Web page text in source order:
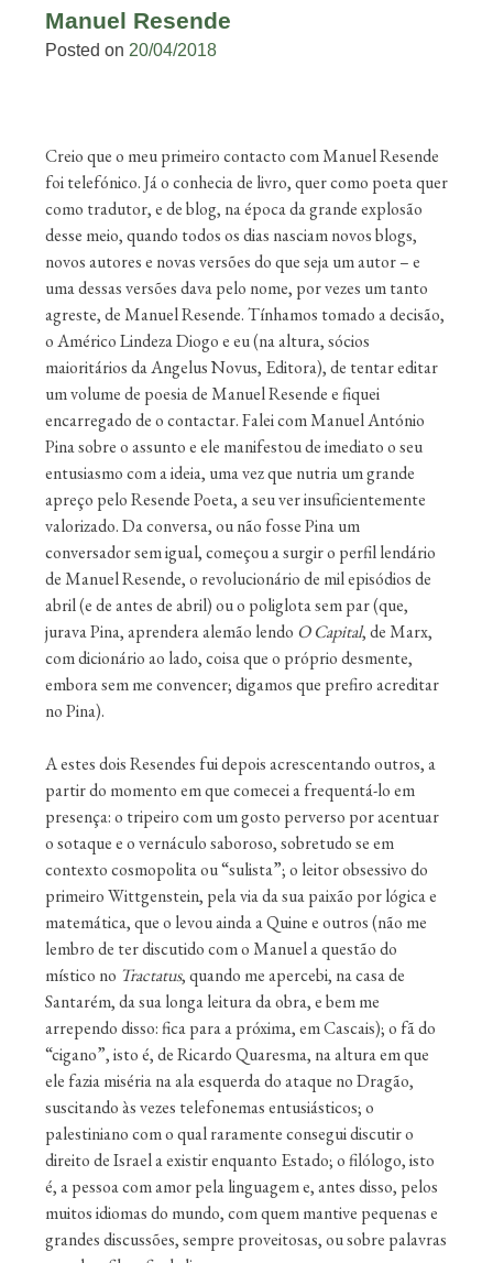
Manuel Resende
Posted on 20/04/2018
Creio que o meu primeiro contacto com Manuel Resende
foi telefónico. Já o conhecia de livro, quer como poeta quer
como tradutor, e de blog, na época da grande explosão
desse meio, quando todos os dias nasciam novos blogs,
novos autores e novas versões do que seja um autor – e
uma dessas versões dava pelo nome, por vezes um tanto
agreste, de Manuel Resende. Tínhamos tomado a decisão,
o Américo Lindeza Diogo e eu (na altura, sócios
maioritários da Angelus Novus, Editora), de tentar editar
um volume de poesia de Manuel Resende e fiquei
encarregado de o contactar. Falei com Manuel António
Pina sobre o assunto e ele manifestou de imediato o seu
entusiasmo com a ideia, uma vez que nutria um grande
apreço pelo Resende Poeta, a seu ver insuficientemente
valorizado. Da conversa, ou não fosse Pina um
conversador sem igual, começou a surgir o perfil lendário
de Manuel Resende, o revolucionário de mil episódios de
abril (e de antes de abril) ou o poliglota sem par (que,
jurava Pina, aprendera alemão lendo O Capital, de Marx,
com dicionário ao lado, coisa que o próprio desmente,
embora sem me convencer; digamos que prefiro acreditar
no Pina).
A estes dois Resendes fui depois acrescentando outros, a
partir do momento em que comecei a frequentá-lo em
presença: o tripeiro com um gosto perverso por acentuar
o sotaque e o vernáculo saboroso, sobretudo se em
contexto cosmopolita ou “sulista”; o leitor obsessivo do
primeiro Wittgenstein, pela via da sua paixão por lógica e
matemática, que o levou ainda a Quine e outros (não me
lembro de ter discutido com o Manuel a questão do
místico no Tractatus, quando me apercebi, na casa de
Santarém, da sua longa leitura da obra, e bem me
arrependo disso: fica para a próxima, em Cascais); o fã do
“cigano”, isto é, de Ricardo Quaresma, na altura em que
ele fazia miséria na ala esquerda do ataque no Dragão,
suscitando às vezes telefonemas entusiásticos; o
palestiniano com o qual raramente consegui discutir o
direito de Israel a existir enquanto Estado; o filólogo, isto
é, a pessoa com amor pela linguagem e, antes disso, pelos
muitos idiomas do mundo, com quem mantive pequenas e
grandes discussões, sempre proveitosas, ou sobre palavras